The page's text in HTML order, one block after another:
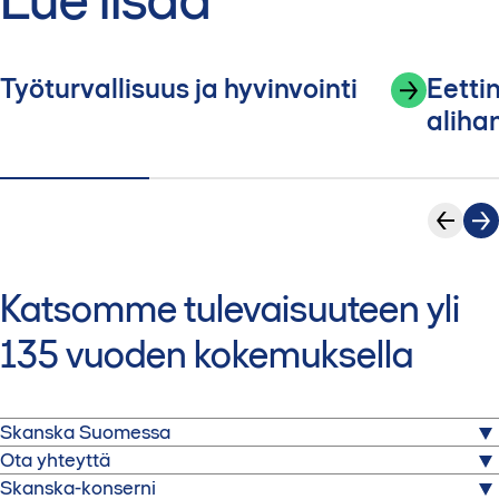
puolaksi
Työturvallisuus ja hyvinvointi
Katsomme tulevaisuuteen yli
135 vuoden kokemuksella
Skanska Suomessa
Skanska on yksi maailman johtavista rakennus- ja
projektikehityspalveluita tarjoavista yrityksistä.
Ota yhteyttä
Skanska-konserni